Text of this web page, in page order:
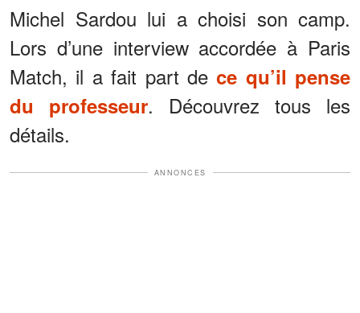
Michel Sardou lui a choisi son camp.
Lors d’une interview accordée à Paris
Match, il a fait part dece qu’il pense
du professeur. Découvrez tous les
détails.
ANNONCES